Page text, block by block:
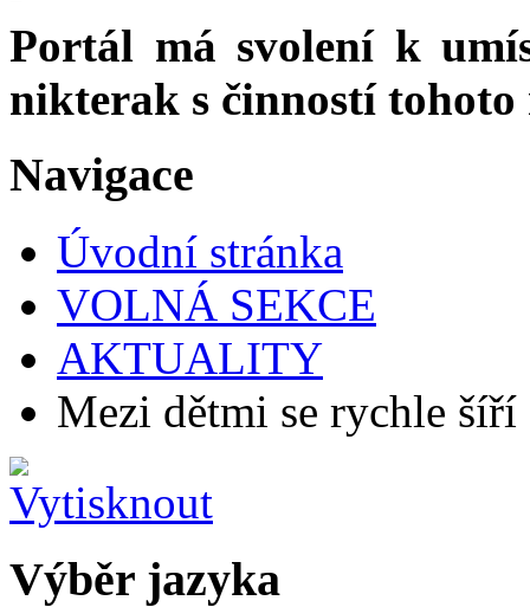
Portál má svolení k
nikterak s činností
Navigace
Úvodní stránka
VOLNÁ SEKCE
AKTUALITY
Mezi dětmi se rychle šíří
Výběr jazyka